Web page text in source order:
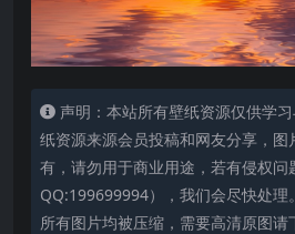
声明：本站所有壁纸资源仅供学
纸资源来源会员投稿和网友分享，图
有，请勿用于商业用途，若有侵权问
QQ:199699994），我们会尽快处理
所有图片均被压缩，需要高清原图请